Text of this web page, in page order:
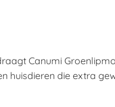
Canumi
huisdieren die extra